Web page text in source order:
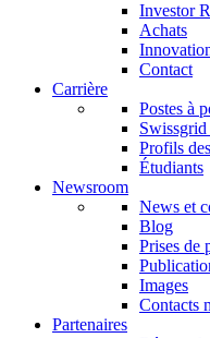
Investor
Achats
Contact
Carrière
Postes à
Swissgrid
Profils
Étudiants
Newsroom
News et
Blog
Prises de
Images
Contacts
Partenaires